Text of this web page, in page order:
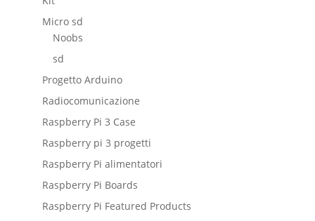
Micro sd
Noobs
sd
Progetto Arduino
Radiocomunicazione
Raspberry Pi 3 Case
Raspberry pi 3 progetti
Raspberry Pi alimentatori
Raspberry Pi Boards
Raspberry Pi Featured Products